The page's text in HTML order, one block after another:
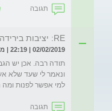
תגובה
RE: יציבות בירידה ובהליכה לאחר נקע
02/02/2019 | 22:19 | מאת: אסתר
ונאמר לי שעד שלא
למי אפשר לפנות ומה
תגובה